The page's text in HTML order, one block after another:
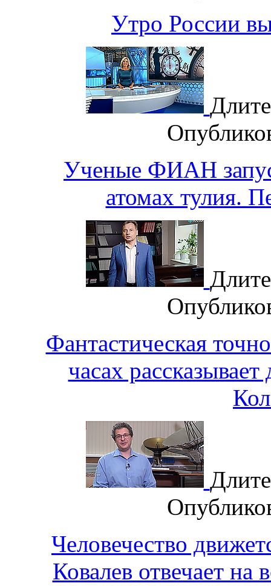
Утро России
Ученые ФИАН
атомах тулия.
Фантастическая
часах
Человечество
Ковалев отвечает